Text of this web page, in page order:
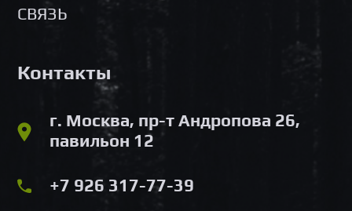
СВЯЗЬ
Контакты
г. Москва, пр-т Андропова 26,
павильон 12
+7 926 317-77-39